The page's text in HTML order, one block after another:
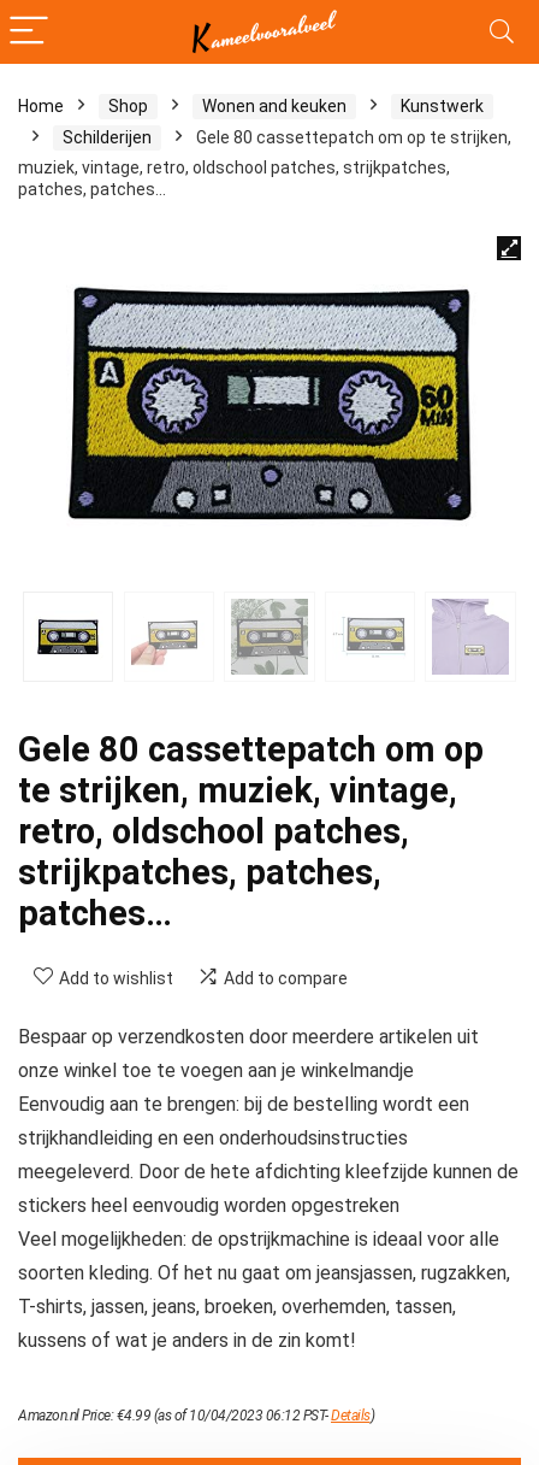
Home Shop Wonen and keuken
Kunstwerk
Schilderijen
Gele 80 cassettepatch om op te strijken,
muziek, vintage, retro, oldschool patches, strijkpatches,
patches, patches…
Gele 80 cassettepatch om op
te strijken, muziek, vintage,
retro, oldschool patches,
strijkpatches, patches,
patches…
Add to wishlist Add to compare
Bespaar op verzendkosten door meerdere artikelen uit
onze winkel toe te voegen aan je winkelmandje
Eenvoudig aan te brengen: bij de bestelling wordt een
strijkhandleiding en een onderhoudsinstructies
meegeleverd. Door de hete afdichting kleefzijde kunnen de
stickers heel eenvoudig worden opgestreken
Veel mogelijkheden: de opstrijkmachine is ideaal voor alle
soorten kleding. Of het nu gaat om jeansjassen, rugzakken,
T-shirts, jassen, jeans, broeken, overhemden, tassen,
kussens of wat je anders in de zin komt!
Amazon.nl Price:€4.99 (as of 10/04/2023 06:12 PST-Details)